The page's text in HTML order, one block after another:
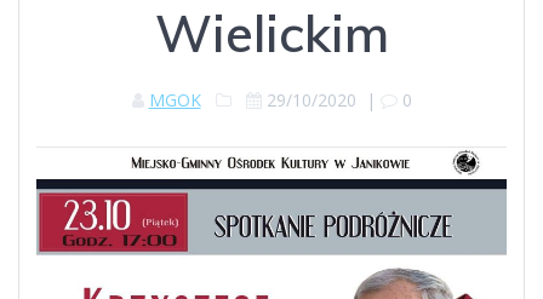
Wielickim
MGOK 29/10/2020 | 0